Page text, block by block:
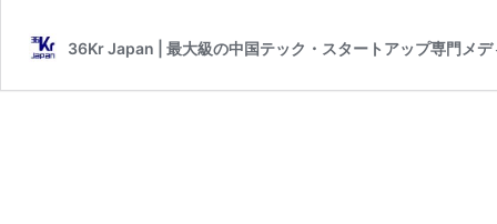
36Kr Japan | 最大級の中国テック・スタートアップ専門メデ